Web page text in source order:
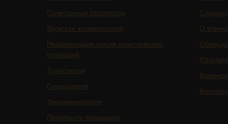
Сочетанные протоколы
Мужская косметология
Реабилитация после пластических
операций
Трихология
Гинекология
Эндокринология
Подобрать процедуру
О